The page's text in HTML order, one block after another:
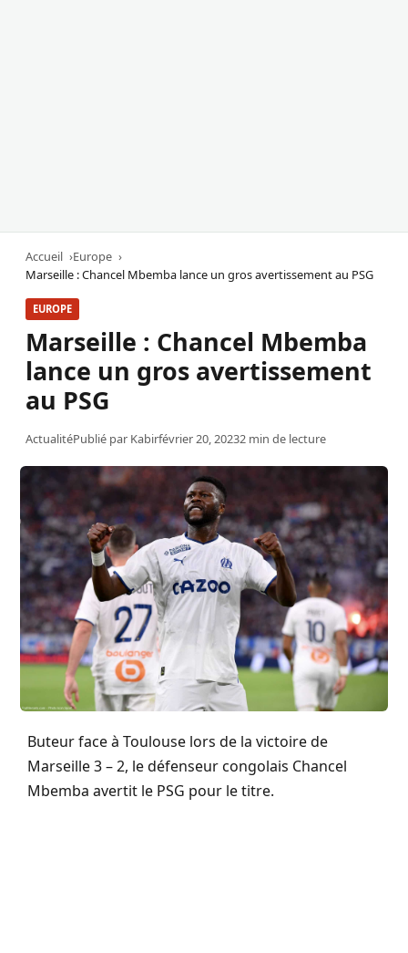
Accueil
Europe
Marseille : Chancel Mbemba lance un gros avertissement au PSG
EUROPE
Marseille : Chancel Mbemba
lance un gros avertissement
au PSG
ActualitéPublié par Kabirfévrier 20, 20232 min de lecture
Buteur face à Toulouse lors de la victoire de
Marseille 3 – 2, le défenseur congolais Chancel
Mbemba avertit le PSG pour le titre.